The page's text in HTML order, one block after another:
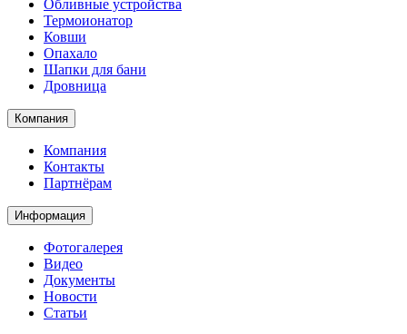
Обливные устройства
Термоионатор
Ковши
Опахало
Шапки для бани
Дровница
Компания
Компания
Контакты
Партнёрам
Информация
Фотогалерея
Видео
Документы
Новости
Статьи